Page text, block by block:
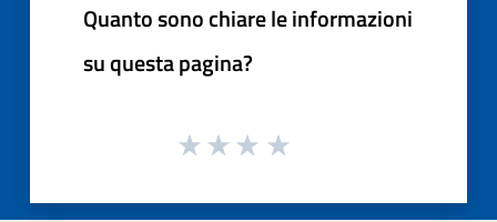
Quanto sono chiare le informazioni
su questa pagina?